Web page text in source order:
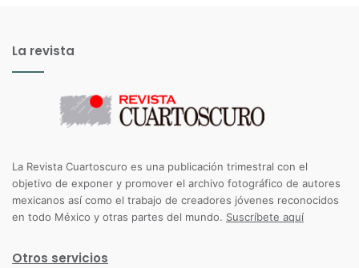
La revista
La Revista Cuartoscuro es una publicación trimestral con el
objetivo de exponer y promover el archivo fotográfico de autores
mexicanos así como el trabajo de creadores jóvenes reconocidos
en todo México y otras partes del mundo. Suscríbete aquí
Otros servicios